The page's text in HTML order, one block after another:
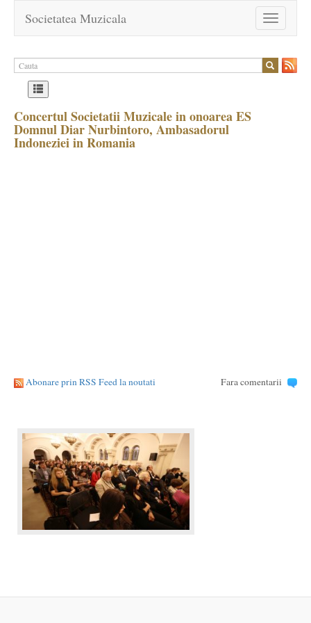
Toggle
navigation
Societatea Muzicala
Concertul Societatii Muzicale in onoarea ES
Domnul Diar Nurbintoro, Ambasadorul
Indoneziei in Romania
Abonare prin RSS Feed la noutati Fara comentarii